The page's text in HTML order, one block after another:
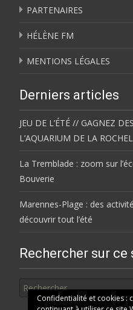
PARTENAIRES
HÉLÈNE FM
MENTIONS LÉGALES
Derniers articles
JEU DE L’ÉTÉ // GAGNEZ
L’AQUARIUM DE LA
La Tremblade : zoom sur
Bouverie
Marennes-Plage : des
découvrir tout l’été
Rechercher sur ce
Confidentialité et cookies :